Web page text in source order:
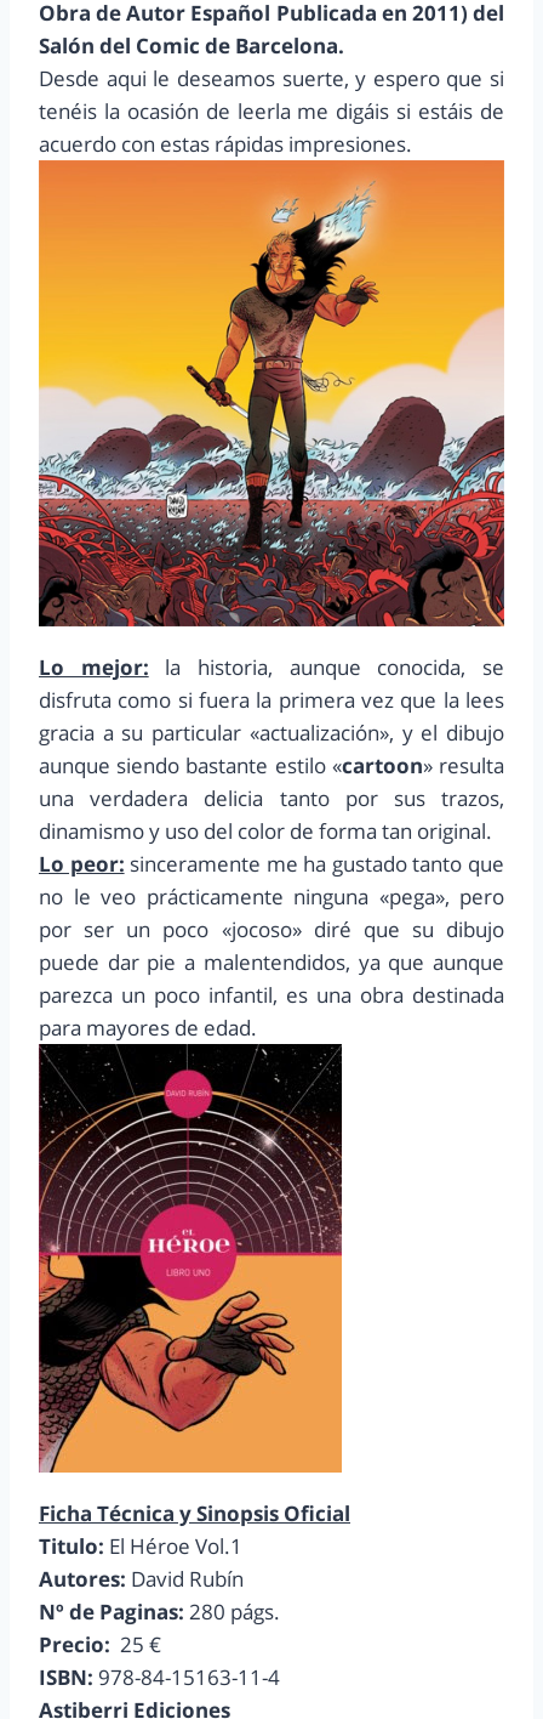
Obra de Autor Español Publicada en 2011) del
Salón del Comic de Barcelona.
Desde aqui le deseamos suerte, y espero que si
tenéis la ocasión de leerla me digáis si estáis de
acuerdo con estas rápidas impresiones.
Lo mejor: la historia, aunque conocida, se
disfruta como si fuera la primera vez que la lees
gracia a su particular «actualización», y el dibujo
aunque siendo bastante estilo «cartoon» resulta
una verdadera delicia tanto por sus trazos,
dinamismo y uso del color de forma tan original.
Lo peor: sinceramente me ha gustado tanto que
no le veo prácticamente ninguna «pega», pero
por ser un poco «jocoso» diré que su dibujo
puede dar pie a malentendidos, ya que aunque
parezca un poco infantil, es una obra destinada
para mayores de edad.
Ficha Técnica y Sinopsis Oficial
Titulo: El Héroe Vol.1
Autores: David Rubín
Nº de Paginas: 280 págs.
Precio: 25 €
ISBN: 978-84-15163-11-4
Astiberri Ediciones